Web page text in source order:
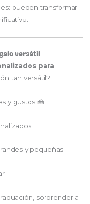
pueden transformar
versátil
para
tan versátil?
y gustos 🍰
y pequeñas
sorprender a